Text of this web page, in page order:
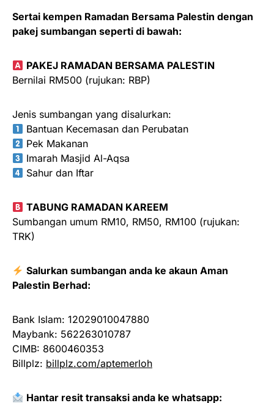
Sertai kempen Ramadan Bersama Palestin dengan
pakej sumbangan seperti di bawah:
PAKEJ RAMADAN BERSAMA PALESTIN
Bernilai RM500 (rujukan: RBP)
Jenis sumbangan yang disalurkan:
Bantuan Kecemasan dan Perubatan
Pek Makanan
Imarah Masjid Al-Aqsa
Sahur dan Iftar
TABUNG RAMADAN KAREEM
Sumbangan umum RM10, RM50, RM100 (rujukan:
TRK)
Salurkan sumbangan anda ke akaun Aman
Palestin Berhad:
Bank Islam: 12029010047880
Maybank: 562263010787
CIMB: 8600460353
Billplz: billplz.com/aptemerloh
Hantar resit transaksi anda ke whatsapp: